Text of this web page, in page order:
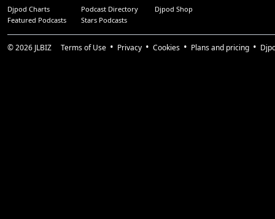
Djpod Charts Podcast Directory
Djpod Shop
Featured Podcasts
Stars Podcasts
© 2026 JLBIZ Terms of Use Privacy Cookies Plans and pricing